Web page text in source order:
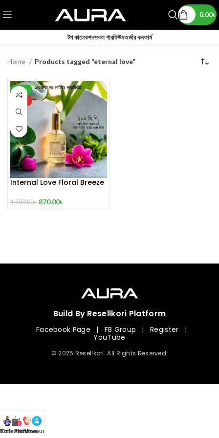
0.00৳
টপ কালেকশনসকল পারফিউমঅর্ডার কনফার্ম
Home Products tagged “eternal love”
-42%
Internal Love Floral Breeze
1,500.00৳ 870.00৳
Build By Resellkori Platform
Facebook Page | FB Group | Register
|
YouTube
© 2025 Resellkori. All Rights Reserved.
mL Perfumes
Hotline
Account